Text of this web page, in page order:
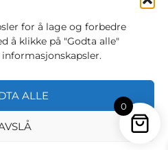
for å lage og forbedre
å klikke på "Godta alle"
ALLE
policy
0